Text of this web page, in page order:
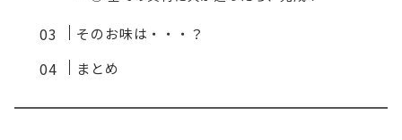
そのお味は・・・？
まとめ